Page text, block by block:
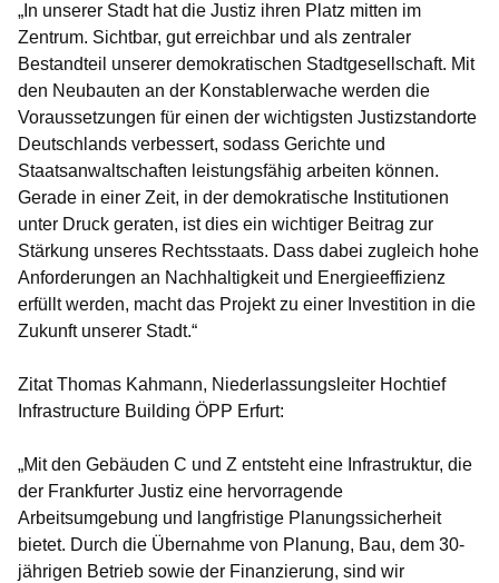
„In unserer Stadt hat die Justiz ihren Platz mitten im
Zentrum. Sichtbar, gut erreichbar und als zentraler
Bestandteil unserer demokratischen Stadtgesellschaft. Mit
den Neubauten an der Konstablerwache werden die
Voraussetzungen für einen der wichtigsten Justizstandorte
Deutschlands verbessert, sodass Gerichte und
Staatsanwaltschaften leistungsfähig arbeiten können.
Gerade in einer Zeit, in der demokratische Institutionen
unter Druck geraten, ist dies ein wichtiger Beitrag zur
Stärkung unseres Rechtsstaats. Dass dabei zugleich hohe
Anforderungen an Nachhaltigkeit und Energieeffizienz
erfüllt werden, macht das Projekt zu einer Investition in die
Zukunft unserer Stadt.“
Zitat Thomas Kahmann, Niederlassungsleiter Hochtief
Infrastructure Building ÖPP Erfurt:
„Mit den Gebäuden C und Z entsteht eine Infrastruktur, die
der Frankfurter Justiz eine hervorragende
Arbeitsumgebung und langfristige Planungssicherheit
bietet. Durch die Übernahme von Planung, Bau, dem 30-
jährigen Betrieb sowie der Finanzierung, sind wir